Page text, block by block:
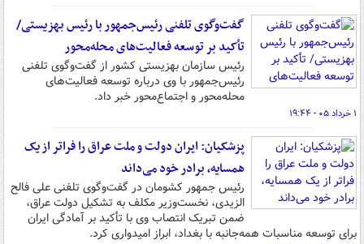
گفت‌وگوی تلفنی رئیس‌جمهور با رئیس بهزیستی/
تأکید بر توسعه فعالیت‌های محله‌محور
رئیس سازمان بهزیستی کشور از گفت‌وگوی تلفنی
رئیس‌جمهور با وی درباره توسعه فعالیت‌های
محله‌محور و اجتماع‌محور خبر داد.
۱ خرداد ۰۵ - ۱۹:۴۴
پزشکیان: ایران دولت و ملت عراق را فراتر از یک
همسایه، برادر خود می‌داند
رئیس جمهور کشومان در گفت‌وگوی تلفنی علی فالح
الزیدی، نخست‌وزیر مکلف به تشکیل دولت عراق،
ضمن تبریک انتصاب وی با تأکید بر آمادگی ایران
برای توسعه مناسبات همه‌جانبه با بغداد، ابراز امیدواری کرد.